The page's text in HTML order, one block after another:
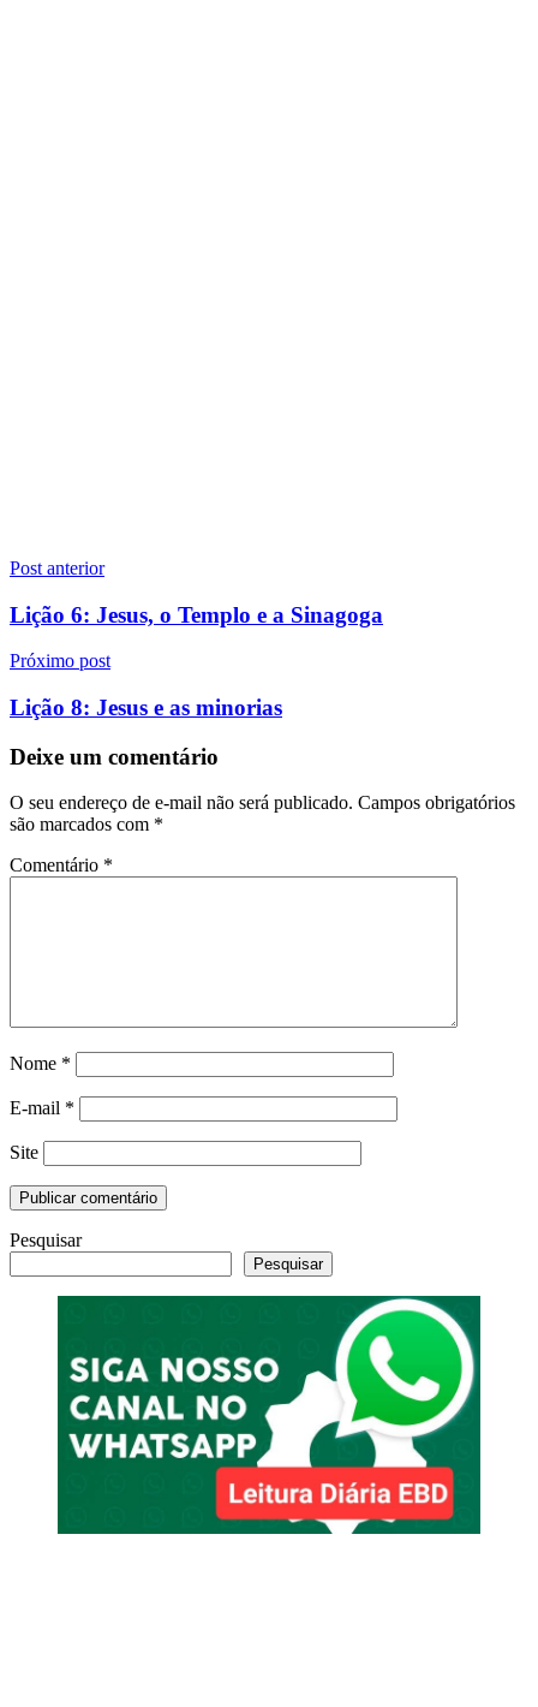
Navegação
de
Post
Post anterior
Lição 6: Jesus, o Templo e a Sinagoga
Próximo post
Lição 8: Jesus e as minorias
Deixe um comentário
O seu endereço de e-mail não será publicado. Campos obrigatórios
são marcados com *
Comentário *
Nome *
E-mail *
Site
Pesquisar
Pesquisar